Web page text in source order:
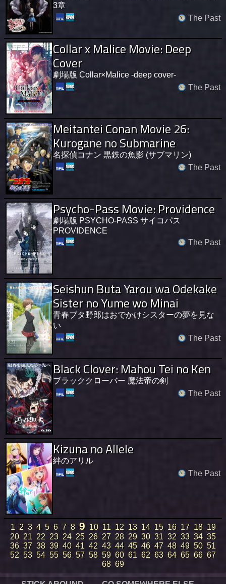
3章
The Past
Collar x Malice Movie: Deep
Cover
劇場版 Collar×Malice -deep cover-
The Past
Meitantei Conan Movie 26:
Kurogane no Submarine
名探偵コナン 黒鉄の魚影 (サブマリン)
The Past
Psycho-Pass Movie: Providence
劇場版 PSYCHO-PASS サイコパス
PROVIDENCE
The Past
Seishun Buta Yarou wa Odekake
Sister no Yume wo Minai
青春ブタ野郎はおでかけシスターの夢を見な
い
The Past
Black Clover: Mahou Tei no Ken
ブラッククローバー 魔法帝の剣
The Past
Kizuna no Allele
絆のアリル
The Past
1 2 3 4 5 6 7 8 9 10 11 12 13 14 15 16 17 18 19
20 21 22 23 24 25 26 27 28 29 30 31 32 33 34 35
36 37 38 39 40 41 42 43 44 45 46 47 48 49 50 51
52 53 54 55 56 57 58 59 60 61 62 63 64 65 66 67
68 69